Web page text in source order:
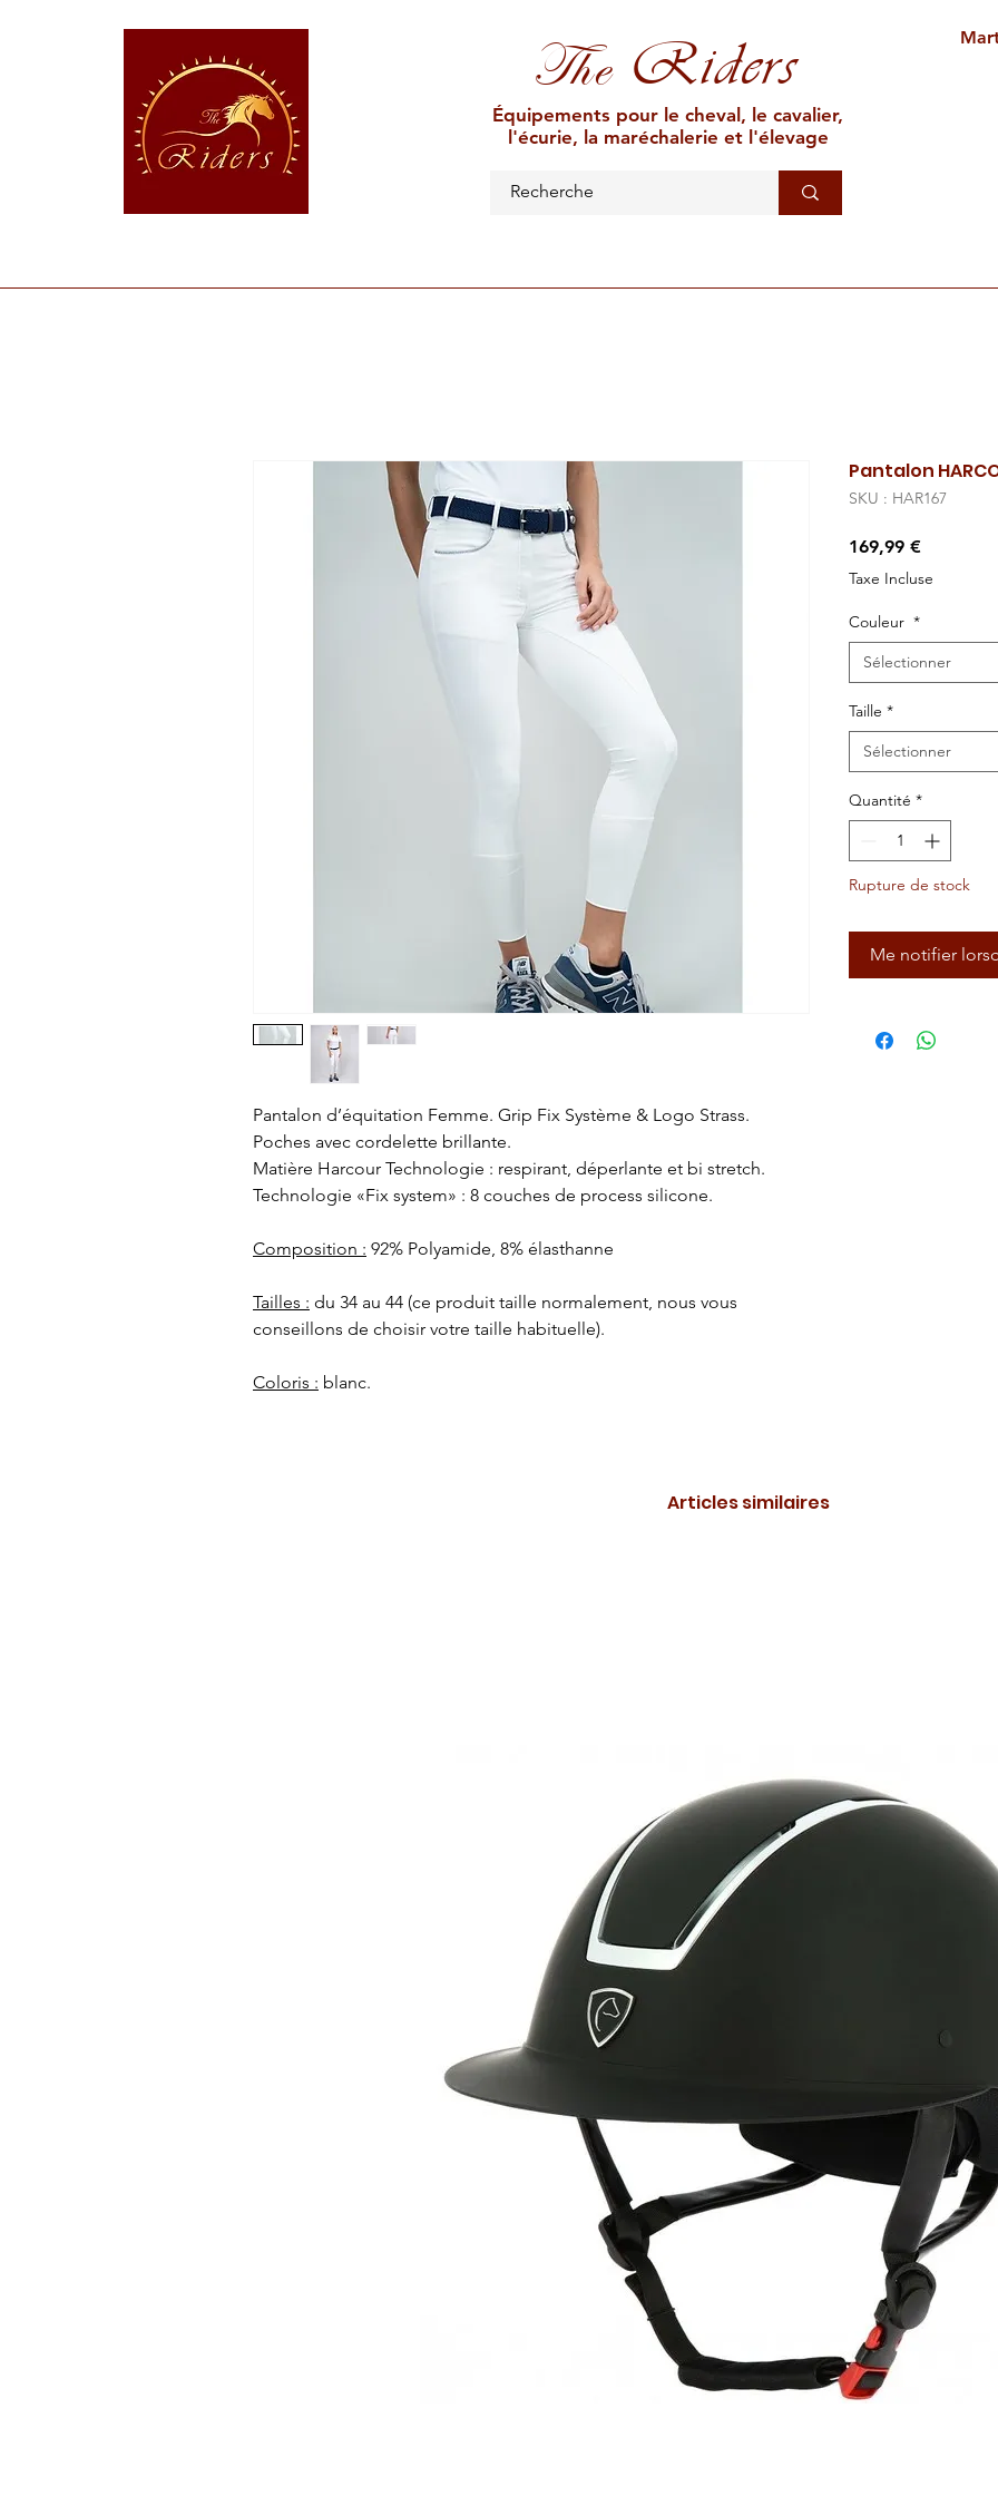
TheRiders
Équipements pour le cheval, le cavalier,
l'écurie, la maréchalerie et l'élevage
Pantalon d’équitation Femme. Grip Fix Système & Logo Strass.
Poches avec cordelette brillante.
Matière Harcour Technologie : respirant, déperlante et bi stretch.
Technologie «Fix system» : 8 couches de process silicone.
Composition : 92% Polyamide, 8% élasthanne
Tailles : du 34 au 44 (ce produit taille normalement, nous vous
conseillons de choisir votre taille habituelle).
Coloris : blanc.
Pantalon
SKU : HAR167
169,99 €Prix
Taxe Incluse
Couleur *
Sélectionner
Taille *
Sélectionner
Quantité *
Rupture de stock
Me notifier
Articles similaires